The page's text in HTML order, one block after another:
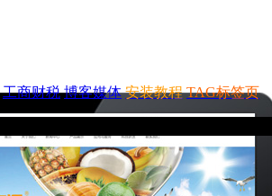
工商财税 博客媒体 安装教程 TAG标签页